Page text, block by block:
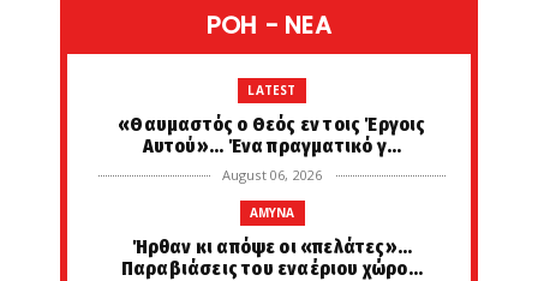
POH - NEA
LATEST
«Θαυμαστός ο Θεός εν τοις Έργοις
Αυτού»... Ένα πραγματικό γ...
August 06, 2026
AMYNA
Ήρθαν κι απόψε οι «πελάτες»...
Παραβιάσεις του εναέριου χώρο...